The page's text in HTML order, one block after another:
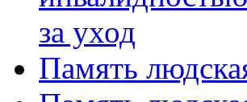
за уход
Память